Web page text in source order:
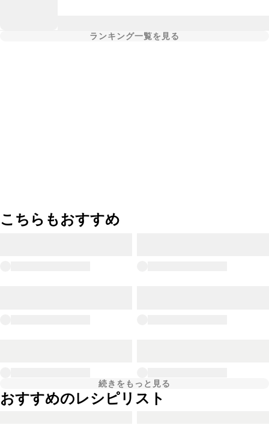
ランキング一覧を見る
こちらもおすすめ
続きをもっと見る
おすすめのレシピリスト